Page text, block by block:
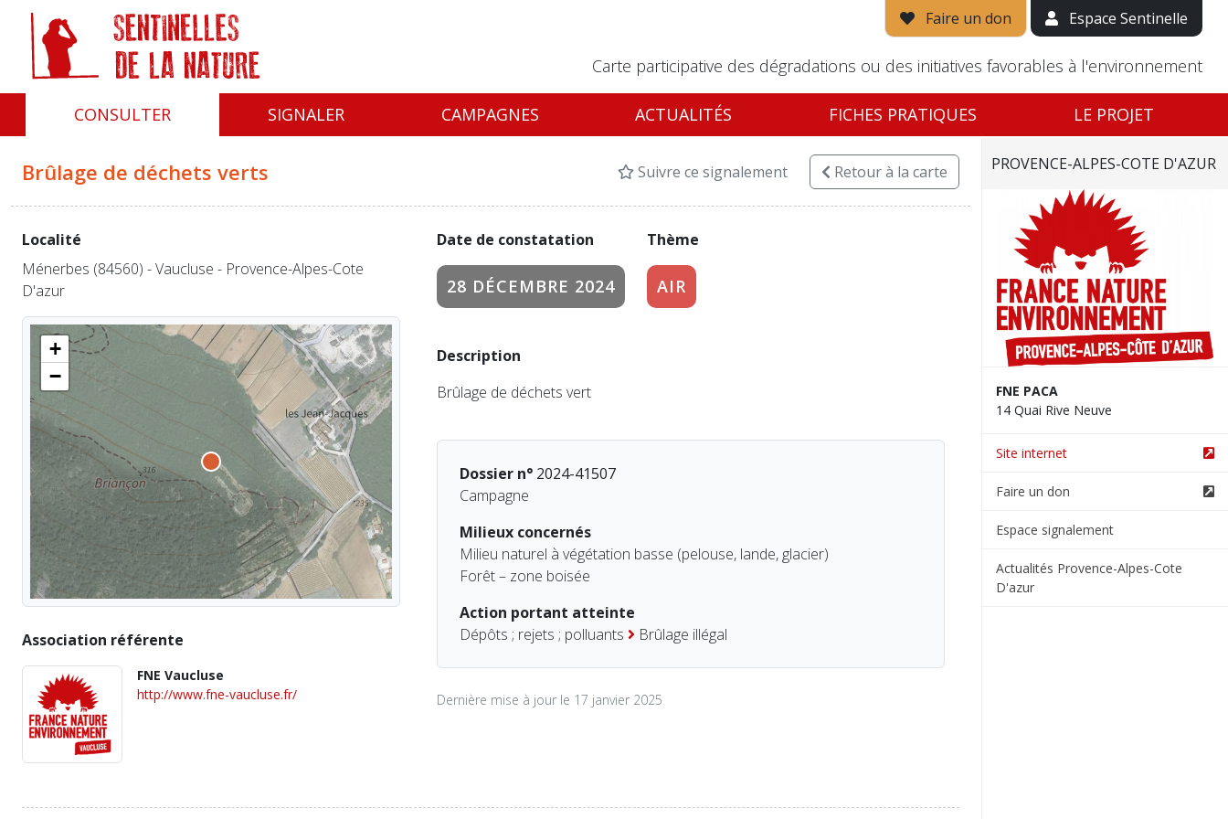
Faire un don Espace Sentinelle
Carte participative des dégradations ou des initiatives favorables à l'environnement
CONSULTER SIGNALER CAMPAGNES ACTUALITÉS FICHES PRATIQUES LE PROJET
Brûlage de déchets verts Suivre ce signalement Retourà la carte
Date de constatation
28 DÉCEMBRE 2024
Thème
AIR
Description
Brûlage de déchets vert
Dossier n°2024-41507
Campagne
Milieux concernés
Milieu naturel à végétation basse (pelouse, lande, glacier)
Forêt – zone boisée
Action portant atteinte
Dépôts ; rejets ; polluants
Brûlage illégal
Dernière mise à jour le 17 janvier 2025
Localité
Ménerbes (84560) - Vaucluse - Provence-Alpes-Cote
D'azur
+
−
Association référente
FNE Vaucluse
http://www.fne-vaucluse.fr/
PROVENCE-ALPES-COTE D'AZUR
FNE PACA
14 Quai Rive Neuve
Site internet
Faire un don
Espace signalement
Actualités Provence-Alpes-Cote
D'azur
Panneau de gestion des cookies